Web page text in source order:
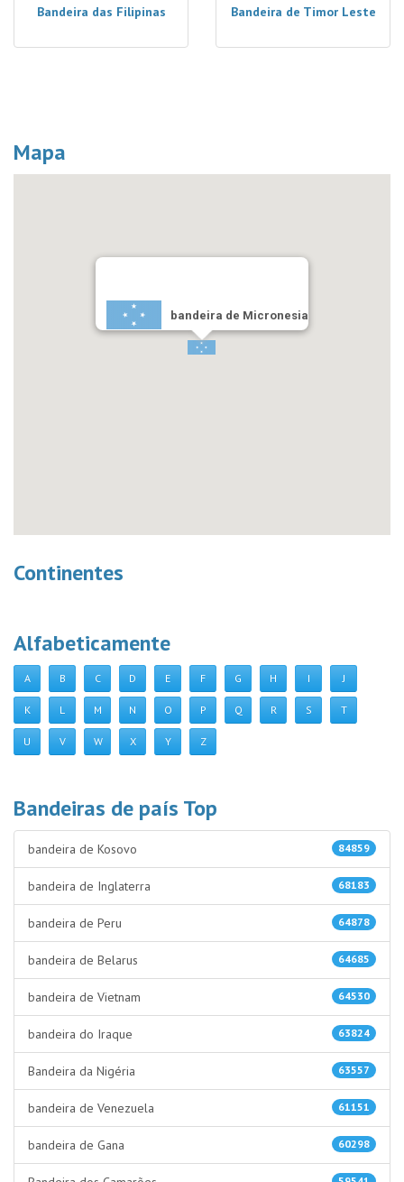
Bandeira das Filipinas Bandeira de Timor Leste
Mapa
bandeira de Micronesia
Continentes
Alfabeticamente
A B C D E F G H I J
K L M N O P Q R S T
U V W X Y Z
Bandeiras de país Top
84859
bandeira de Kosovo
68183
bandeira de Inglaterra
64878
bandeira de Peru
64685
bandeira de Belarus
64530
bandeira de Vietnam
63824
bandeira do Iraque
63557
Bandeira da Nigéria
61151
bandeira de Venezuela
60298
bandeira de Gana